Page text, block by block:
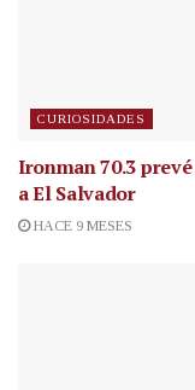
CURIOSIDADES
Ironman 70.3
a El Salvador
HACE 9 MESES